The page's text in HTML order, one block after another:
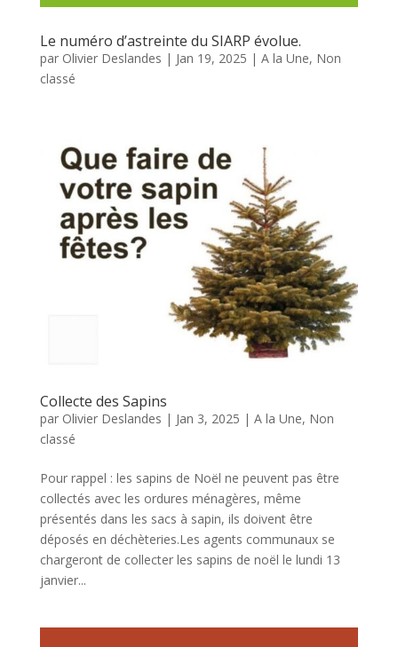
Le numéro d’astreinte du SIARP évolue.
par Olivier Deslandes | Jan 19, 2025 | A la Une, Non
classé
Collecte des Sapins
par Olivier Deslandes | Jan 3, 2025 | A la Une, Non
classé
Pour rappel : les sapins de Noël ne peuvent pas être
collectés avec les ordures ménagères, même
présentés dans les sacs à sapin, ils doivent être
déposés en déchèteries.Les agents communaux se
chargeront de collecter les sapins de noël le lundi 13
janvier...